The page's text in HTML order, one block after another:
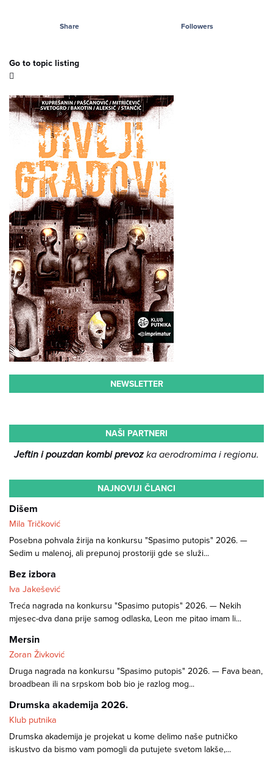
Share Followers
Go to topic listing
NEWSLETTER
NAŠI PARTNERI
Jeftin i pouzdan kombi prevozka aerodromima i regionu.
NAJNOVIJI ČLANCI
Dišem
Mila Tričković
Posebna pohvala žirija na konkursu "Spasimo putopis" 2026. —
Sedim u malenoj, ali prepunoj prostoriji gde se služi...
Bez izbora
Iva Jakešević
Treća nagrada na konkursu "Spasimo putopis" 2026. — Nekih
mjesec-dva dana prije samog odlaska, Leon me pitao imam li...
Mersin
Zoran Živković
Druga nagrada na konkursu "Spasimo putopis" 2026. — Fava bean,
broadbean ili na srpskom bob bio je razlog mog...
Drumska akademija 2026.
Klub putnika
Drumska akademija je projekat u kome delimo naše putničko
iskustvo da bismo vam pomogli da putujete svetom lakše,...